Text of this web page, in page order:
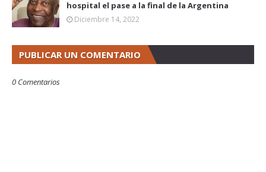
hospital el pase a la final de la Argentina
Diciembre 14, 2022
PUBLICAR UN COMENTARIO
0 Comentarios